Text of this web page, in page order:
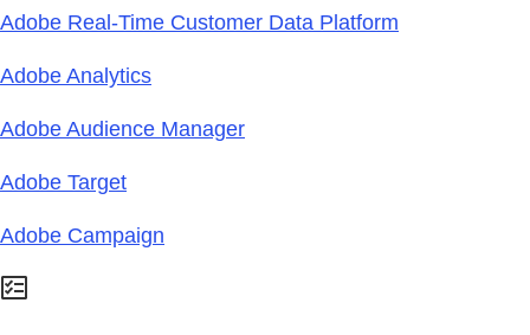
Adobe Real-Time Customer Data Platform
Adobe Analytics
Adobe Audience Manager
Adobe Target
Adobe Campaign